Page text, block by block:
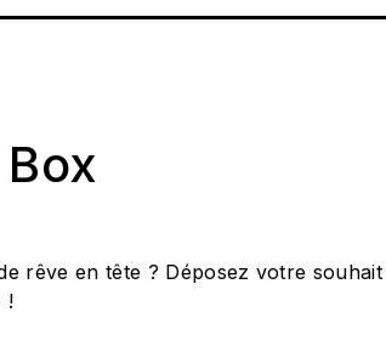
rêve en tête ? Déposez votre souhait
!